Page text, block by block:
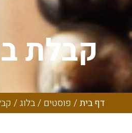
קבלת
דף בית/ פוסטים /בלוג/